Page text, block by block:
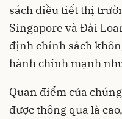
sách điều tiết thị
Singapore và Đài
định chính sách
hành chính mạnh
Quan điểm của
được thông qua là